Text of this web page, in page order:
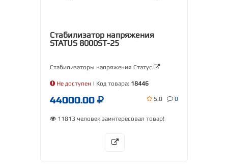
Стабилизатор напряжения
STATUS 8000SТ-25
Стабилизаторы напряжения Статус
Не доступен | Код товара: 18446
44000.00 5.0 0
11813 человек заинтересовал товар!